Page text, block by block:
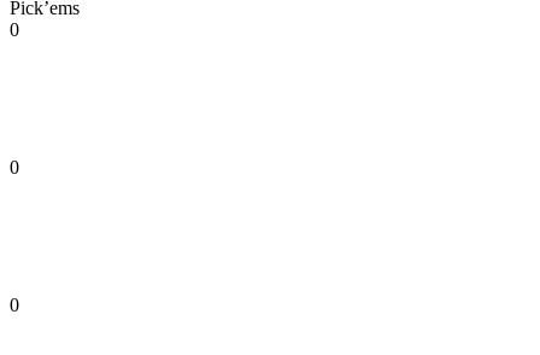
Pick’ems
0
0
0